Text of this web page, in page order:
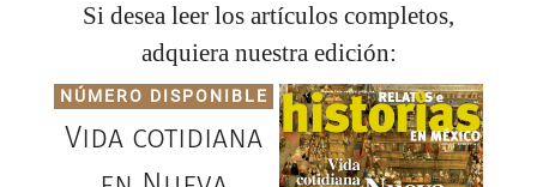
Si desea leer los artículos completos,
adquiera nuestra edición:
NÚMERO DISPONIBLE
Vida cotidiana